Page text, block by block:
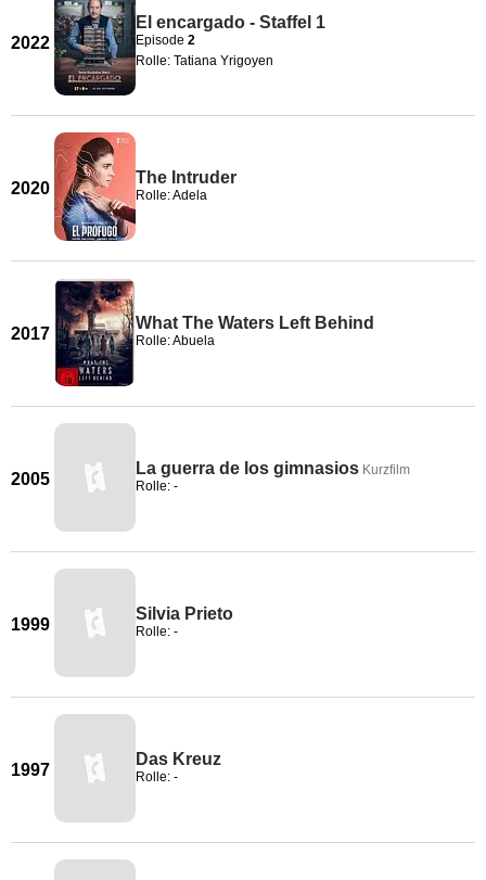
2022
El encargado - Staffel 1
Episode 2
Rolle: Tatiana Yrigoyen
2020
The Intruder
Rolle: Adela
2017
What The Waters Left Behind
Rolle: Abuela
2005
La guerra de los gimnasios Kurzfilm
Rolle: -
1999
Silvia Prieto
Rolle: -
1997
Das Kreuz
Rolle: -